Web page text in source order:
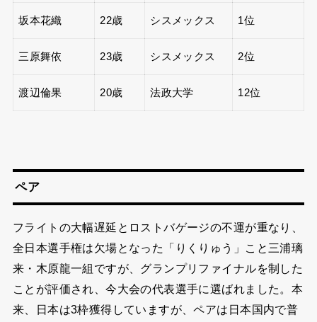
坂本花織 22歳 シスメックス 1位
三原舞依 23歳 シスメックス 2位
渡辺倫果 20歳 法政大学 12位
ペア
フライトの大幅遅延とロストバゲージの不運が重なり、
全日本選手権は欠場となった「りくりゅう」こと三浦璃
来・木原龍一組ですが、グランプリファイナルを制した
ことが評価され、今大会の代表選手に選ばれました。本
来、日本は3枠獲得していますが、ペアは日本国内で普